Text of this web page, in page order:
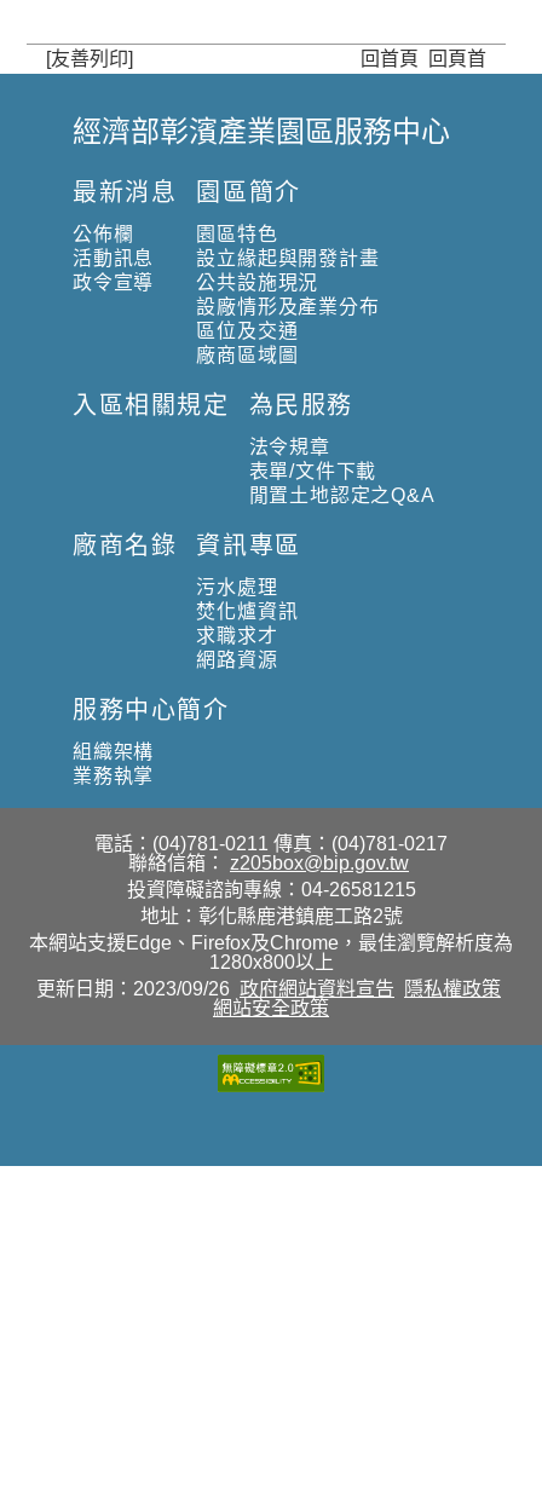
[友善列印] 回首頁 回頁首
:
:
經濟部彰濱產業園區服務中心
最新消息
公佈欄
活動訊息
政令宣導
園區簡介
園區特色
設立緣起與開發計畫
公共設施現況
設廠情形及產業分布
區位及交通
廠商區域圖
入區相關規定 為民服務
法令規章
表單/文件下載
閒置土地認定之Q&A
廠商名錄 資訊專區
污水處理
焚化爐資訊
求職求才
網路資源
服務中心簡介
組織架構
業務執掌
電話：(04)781-0211 傳真：(04)781-0217
聯絡信箱：
z205box@bip.gov.tw
投資障礙諮詢專線：04-26581215
地址：彰化縣鹿港鎮鹿工路2號
本網站支援Edge、Firefox及Chrome，最佳瀏覽解析度為
1280x800以上
更新日期：2023/09/26 政府網站資料宣告
隱私權政策
網站安全政策